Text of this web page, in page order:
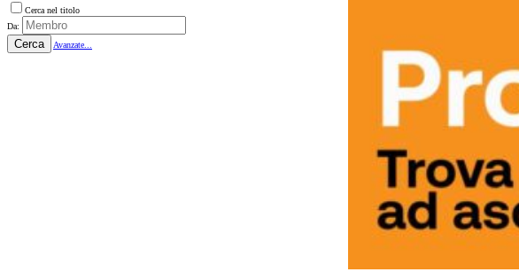
Cerca nel titolo
Da:
Cerca Avanzate...